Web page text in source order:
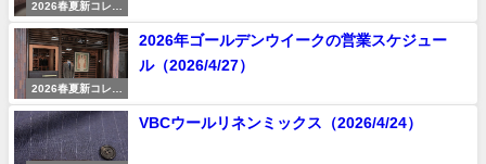
2026春夏新コレク
ション
2026春夏新コレク
ション
2026年ゴールデンウイークの営業スケジュー
ル（2026/4/27）
VBCウールリネンミックス（2026/4/24）